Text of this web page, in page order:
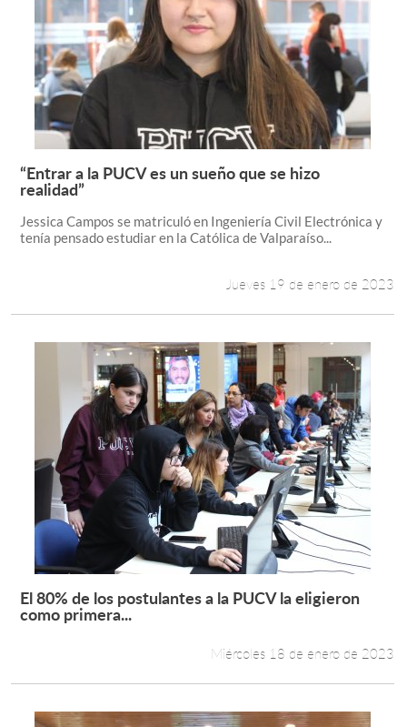
Leer más +
“Entrar a la PUCV es un sueño que se hizo
realidad”
Jessica Campos se matriculó en Ingeniería Civil Electrónica y
tenía pensado estudiar en la Católica de Valparaíso...
Jueves 19 de enero de 2023
Leer más +
El 80% de los postulantes a la PUCV la eligieron
como primera...
Miércoles 18 de enero de 2023